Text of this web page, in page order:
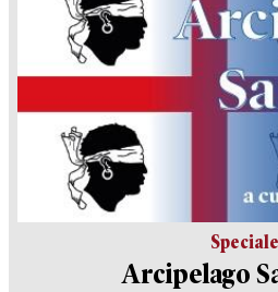
Speciale
Arcipelago